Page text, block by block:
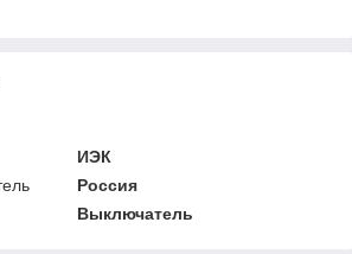
ИЭК
Россия
Выключатель